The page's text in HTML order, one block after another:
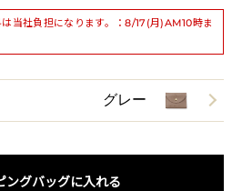
当社負担になります。：8/17(月)AM10時ま
グレー
ングバッグに入れる